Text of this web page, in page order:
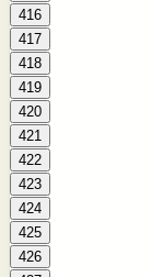
416
417
418
419
420
421
422
423
424
425
426